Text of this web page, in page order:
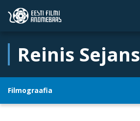
Reinis Sejans
Filmograafia